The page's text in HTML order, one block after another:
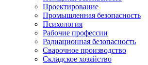
Проектирование
Промышленная безопасность
Психология
Рабочие профессии
Радиационная безопасность
Сварочное производство
Складское хозяйство